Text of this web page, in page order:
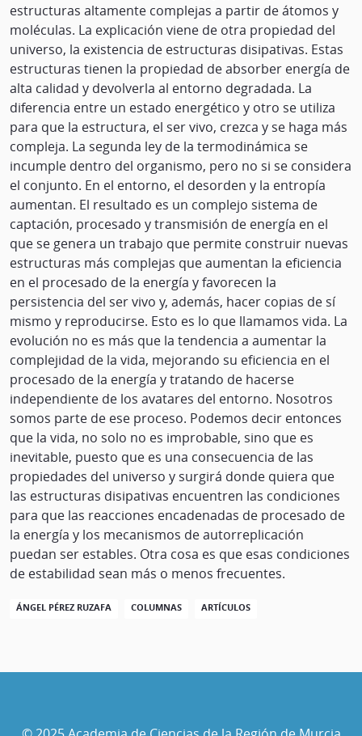
estructuras altamente complejas a partir de átomos y
moléculas. La explicación viene de otra propiedad del
universo, la existencia de estructuras disipativas. Estas
estructuras tienen la propiedad de absorber energía de
alta calidad y devolverla al entorno degradada. La
diferencia entre un estado energético y otro se utiliza
para que la estructura, el ser vivo, crezca y se haga más
compleja. La segunda ley de la termodinámica se
incumple dentro del organismo, pero no si se considera
el conjunto. En el entorno, el desorden y la entropía
aumentan. El resultado es un complejo sistema de
captación, procesado y transmisión de energía en el
que se genera un trabajo que permite construir nuevas
estructuras más complejas que aumentan la eficiencia
en el procesado de la energía y favorecen la
persistencia del ser vivo y, además, hacer copias de sí
mismo y reproducirse. Esto es lo que llamamos vida. La
evolución no es más que la tendencia a aumentar la
complejidad de la vida, mejorando su eficiencia en el
procesado de la energía y tratando de hacerse
independiente de los avatares del entorno. Nosotros
somos parte de ese proceso. Podemos decir entonces
que la vida, no solo no es improbable, sino que es
inevitable, puesto que es una consecuencia de las
propiedades del universo y surgirá donde quiera que
las estructuras disipativas encuentren las condiciones
para que las reacciones encadenadas de procesado de
la energía y los mecanismos de autorreplicación
puedan ser estables. Otra cosa es que esas condiciones
de estabilidad sean más o menos frecuentes.
ÁNGEL PÉREZ RUZAFA COLUMNAS ARTÍCULOS